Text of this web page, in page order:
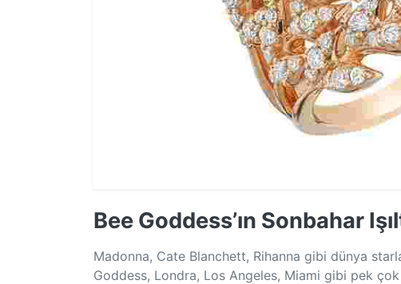
Bee Goddess’ın Sonbahar
Madonna, Cate Blanchett, Rihanna gibi dünya
Goddess, Londra, Los Angeles, Miami gibi pek